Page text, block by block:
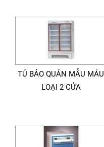
TỦ BẢO QUẢN MẪU MÁU
LOẠI 2 CỬA